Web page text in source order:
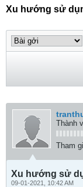
Xu hướng sử
Thành
Tham
Xu hướng sử
09-01-2021, 10:42 AM